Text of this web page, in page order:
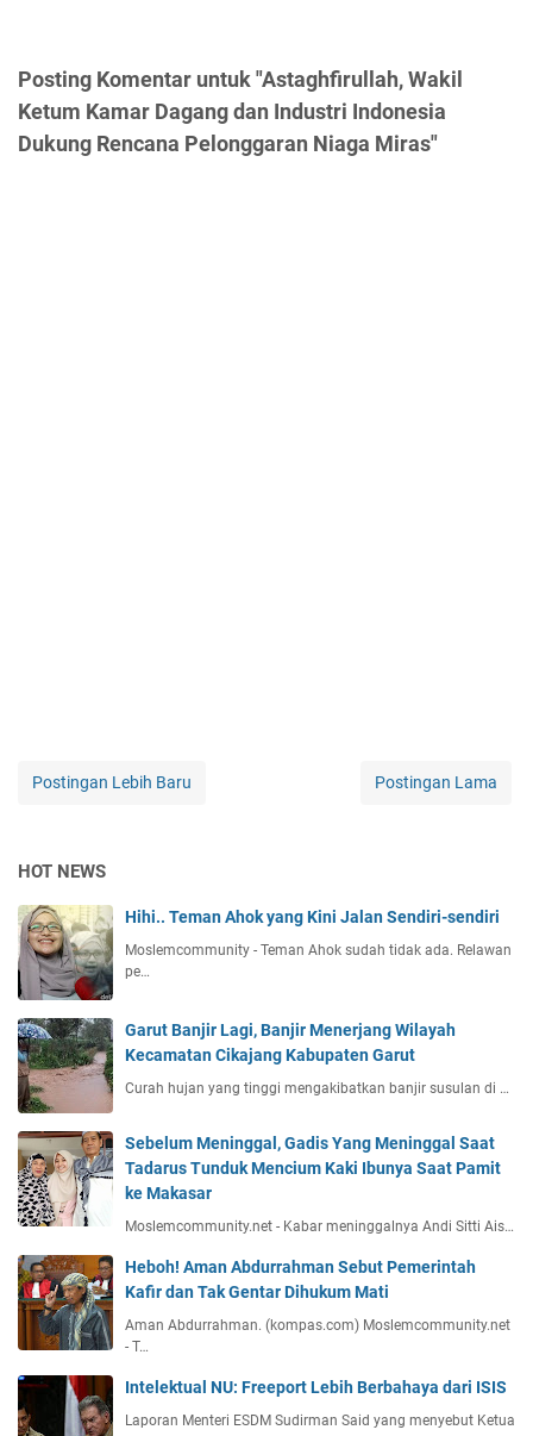
Posting Komentar untuk "Astaghfirullah, Wakil
Ketum Kamar Dagang dan Industri Indonesia
Dukung Rencana Pelonggaran Niaga Miras"
Postingan Lebih Baru Postingan Lama
HOT NEWS
Hihi.. Teman Ahok yang Kini Jalan Sendiri-sendiri
Moslemcommunity - Teman Ahok sudah tidak ada. Relawan
pe…
Garut Banjir Lagi, Banjir Menerjang Wilayah
Kecamatan Cikajang Kabupaten Garut
Curah hujan yang tinggi mengakibatkan banjir susulan di …
Sebelum Meninggal, Gadis Yang Meninggal Saat
Tadarus Tunduk Mencium Kaki Ibunya Saat Pamit
ke Makasar
Moslemcommunity.net - Kabar meninggalnya Andi Sitti Ais…
Heboh! Aman Abdurrahman Sebut Pemerintah
Kafir dan Tak Gentar Dihukum Mati
Aman Abdurrahman. (kompas.com) Moslemcommunity.net
- T…
Intelektual NU: Freeport Lebih Berbahaya dari ISIS
Laporan Menteri ESDM Sudirman Said yang menyebut Ketua